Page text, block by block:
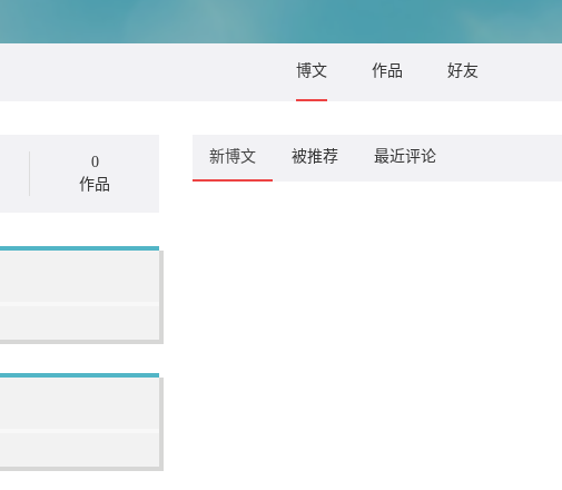
博文 作品 好友
0
作品
新博文 被推荐 最近评论